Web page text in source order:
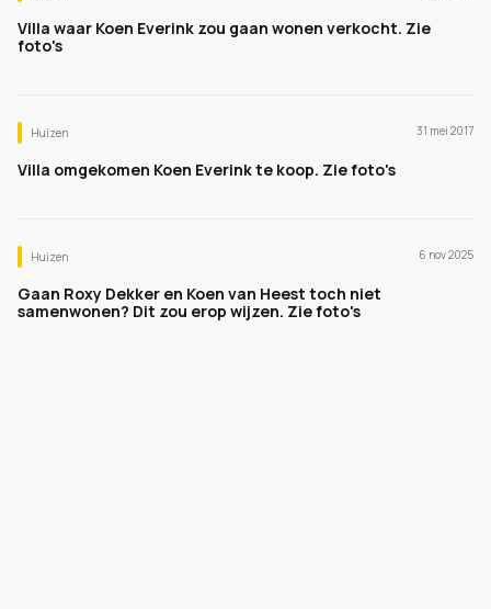
Villa waar Koen Everink zou gaan wonen verkocht. Zie
foto's
Huizen 31 mei 2017
Villa omgekomen Koen Everink te koop. Zie foto's
Huizen 6 nov 2025
Gaan Roxy Dekker en Koen van Heest toch niet
samenwonen? Dit zou erop wijzen. Zie foto's